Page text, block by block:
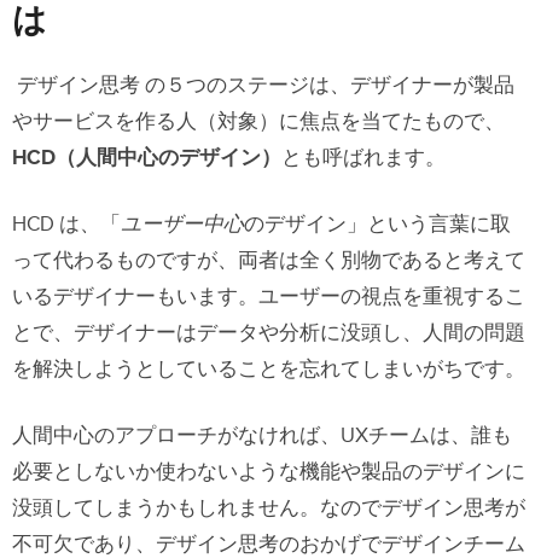
４．プロトタイプ
低忠実度（Lo-Fi）プロトタイプ
５．テスト
直線的でない デザイン思考
デザイン思考 ワークショップ
UXPinで デザイン思考 を応用する
UXPin Mergeによるより良いプロトタイ
プの作成
は
デザイン思考 の５つのステージは、デザイナーが製品
やサービスを作る人（対象）に焦点を当てたもので、
HCD（人間中心のデザイン）
とも呼ばれます。
HCD は、「 ユーザー中心のデザイン」という言葉に取
って代わるものですが、両者は全く別物であると考えて
いるデザイナーもいます。ユーザーの視点を重視するこ
とで、デザイナーはデータや分析に没頭し、人間の問題
を解決しようとしていることを忘れてしまいがちです。
人間中心のアプローチがなければ、UXチームは、誰も
必要としないか使わないような機能や製品のデザインに
没頭してしまうかもしれません。なのでデザイン思考が
不可欠であり、デザイン思考のおかげでデザインチーム